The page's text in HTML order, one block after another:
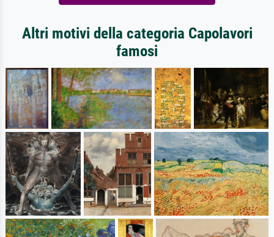
Altri motivi della categoria Capolavori
famosi